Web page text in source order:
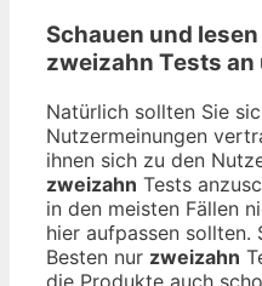
Schauen und
zweizahn Tests an
Natürlich sollten Sie
Nutzermeinungen
ihnen sich zu den
zweizahn Tests
in den meisten Fällen
hier aufpassen sollten.
Besten nur zweizahn
die Produkte auch